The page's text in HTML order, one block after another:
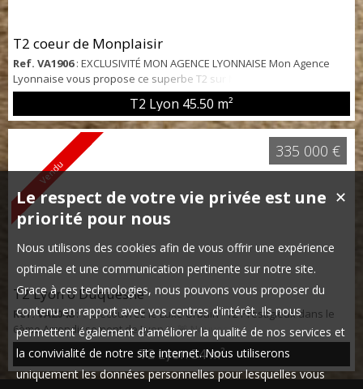
T2 coeur de Monplaisir
Ref. VA1906: EXCLUSIVITÉ MON AGENCE LYONNAISE Mon Agence
Lyonnaise vous propose ce superbe T2 sur MONPLAISIR. Cet
appartement de 46 m² fraîchement rénové se situe au 2ème étage
d'un bel immeuble ancien ayant appartenu aux Frères Lumière.
Vous y trouverez un séjour plein sud et la chambre au nord
donnant sur un jardin et un coin de verdure. Une belle cuisine
fonctionnelle entièrement aménagée et équi...
T2 Lyon 45.50 m²
Vendu
T2 Lyon 6 Duquesne
Ref. VA2048: ✨ Découvrez le Luxe Urbain - T2 Prestigieux dans le
6ème Arrondissement de Lyon ✨ 🚨 Nouveauté à Saisir ! Vous êtes
à la recherche d'un bien d'exception à Lyon ? Laissez-vous charmer
par ce T2 de prestige, niché au cœur du 6ème arrondissement, un
quartier réputé pour son élégance et sa qualité de vie. 📍
T2 Lyon54 m²
335 000 €
✕
Le respect de votre vie privée est une
priorité pour nous
Nous utilisons des cookies afin de vous offrir une expérience
optimale et une communication pertinente sur notre site.
Grace à ces technologies, nous pouvons vous proposer du
contenu en rapport avec vos centres d'intérêt. Ils nous
permettent également d'améliorer la qualité de nos services et
la convivialité de notre site internet. Nous utiliserons
uniquement les données personnelles pour lesquelles vous